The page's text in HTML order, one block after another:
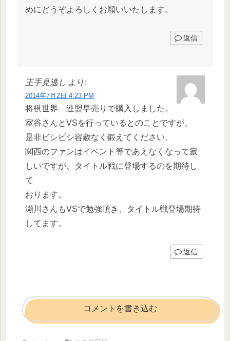
めにどうぞよろしくお願いいたします。
返信
王手見逃し より:
2014年7月2日 4:23 PM
将棋世界 連盟早売りで購入しました。
室谷さんとVSを行っているとのことですが、
是非ビシビシ容赦なく鍛えてください。
関西のファンはイベント等であえなくなって寂
しいですが、タイトル戦に登場するのを期待し
て
おります。
瀬川さんもVSで勉強頂き、タイトル戦登場期待
してます。
返信
コメントを書き込む